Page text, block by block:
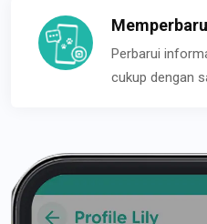
Perbarui
cukup dengan